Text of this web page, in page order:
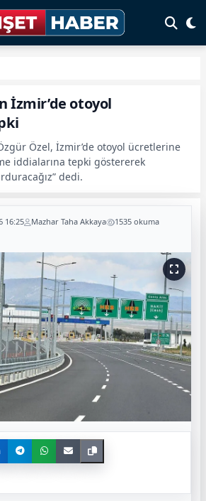
İzmir’de otoyol
Özel, İzmir’de otoyol ücretlerine
iddialarına tepki göstererek
dedi.
16:25 Mazhar Taha Akkaya 1535 okuma